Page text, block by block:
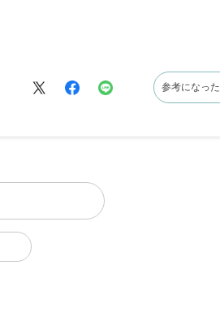
参考になった